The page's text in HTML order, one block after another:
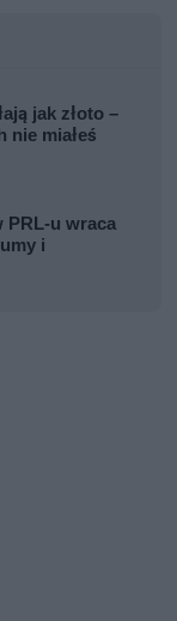
jak złoto –
nie miałeś
PRL-u wraca
i